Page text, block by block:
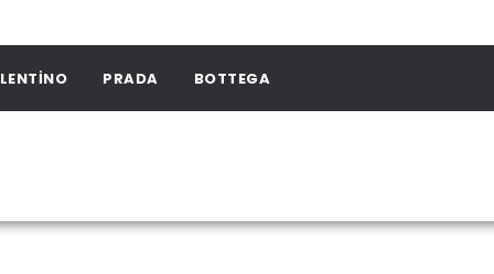
PRADA BOTTEGA